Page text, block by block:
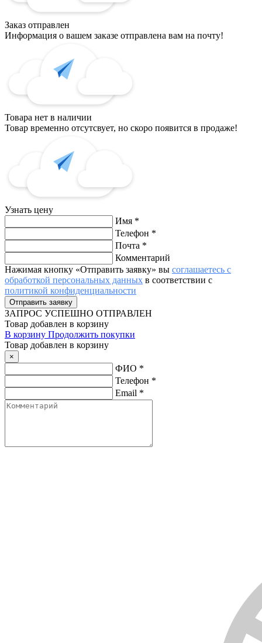
Заказ отправлен
Информация о вашем заказе отправлена вам на почту!
Товара нет в наличии
Товар временно отсутсвует, но скоро появится в продаже!
Узнать цену
Имя *
Телефон *
Почта *
Комментарий
Нажимая кнопку «Отправить заявку» вы соглашаетесь с
обработкой персональных данных в соответствии с
политикой конфиденциальности
ЗАПРОС УСПЕШНО ОТПРАВЛЕН
Товар добавлен в корзину
В корзину Продолжить покупки
Товар добавлен в корзину
×
ФИО *
Телефон *
Email *